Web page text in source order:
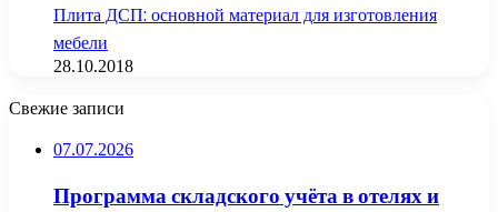
Плита ДСП: основной материал для изготовления
мебели
28.10.2018
Свежие записи
07.07.2026
Программа складского учёта в отелях и